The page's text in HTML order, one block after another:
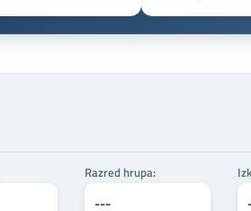
Razred hrupa: